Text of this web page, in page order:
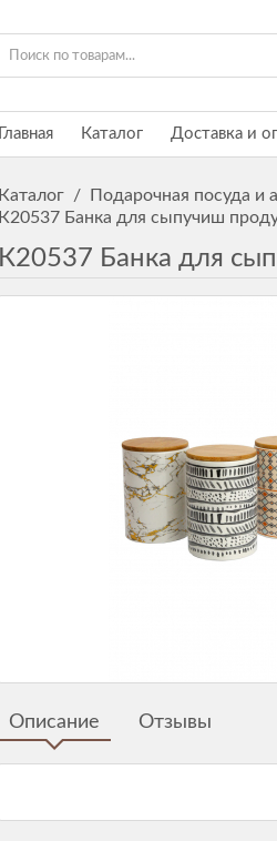
Главная Каталог Доставка и
Каталог / Подарочная посуда и
К20537 Банка для сыпучиш
К20537 Банка для
Описание Отзывы